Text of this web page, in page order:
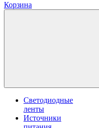
Корзина
Светодиодные
ленты
Источники